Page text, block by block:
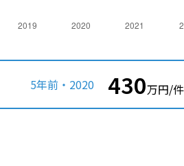
5年前・2020 430万円/件